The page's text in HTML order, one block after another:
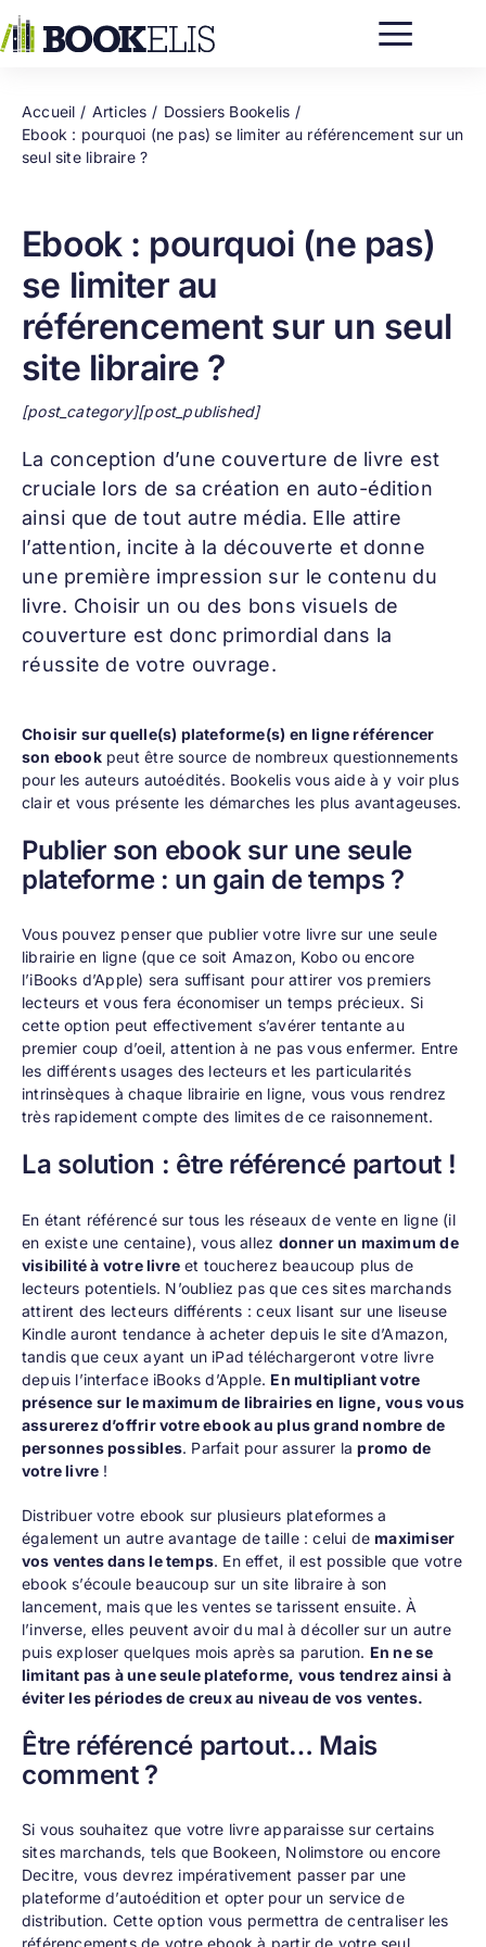
au
contenu
Accueil Articles
Dossiers Bookelis
Ebook : pourquoi (ne pas) se limiter au référencement sur un
seul site libraire ?
Ebook : pourquoi (ne pas)
se limiter au
référencement sur un seul
site libraire ?
[post_category][post_published]
La conception d’une couverture de livre est
cruciale lors de sa création en auto-édition
ainsi que de tout autre média. Elle attire
l’attention, incite à la découverte et donne
une première impression sur le contenu du
livre. Choisir un ou des bons visuels de
couverture est donc primordial dans la
réussite de votre ouvrage.
Choisir sur quelle(s) plateforme(s) en ligne référencer
son ebookpeut être source de nombreux questionnements
pour les auteurs autoédités. Bookelis vous aide à y voir plus
clair et vous présente les démarches les plus avantageuses.
Publier son ebook sur une seule
plateforme : un gain de temps ?
Vous pouvez penser que publier votre livre sur une seule
librairie en ligne (que ce soit Amazon, Kobo ou encore
l’iBooks d’Apple) sera suffisant pour attirer vos premiers
lecteurs et vous fera économiser un temps précieux. Si
cette option peut effectivement s’avérer tentante au
premier coup d’oeil, attention à ne pas vous enfermer. Entre
les différents usages des lecteurs et les particularités
intrinsèques à chaque librairie en ligne, vous vous rendrez
très rapidement compte des limites de ce raisonnement.
La solution : être référencé partout !
En étant référencé sur tous les réseaux de vente en ligne(il
en existe une centaine), vous allez donner un maximum de
visibilité à votre livre et toucherez beaucoup plus de
lecteurs potentiels. N’oubliez pas que ces sites marchands
attirent des lecteurs différents : ceux lisant sur une liseuse
Kindle auront tendance à acheter depuis le site d’Amazon,
tandis que ceux ayant un iPad téléchargeront votre livre
depuis l’interface iBooks d’Apple. En multipliant votre
présence sur le maximum de librairies en ligne, vous vous
assurerez d’offrir votre ebook au plus grand nombre de
personnes possibles. Parfait pour assurer lapromo de
votre livre !
Distribuer votre ebook sur plusieurs plateformes a
également un autre avantage de taille : celui demaximiser
vos ventes dans le temps. En effet, il est possible que votre
ebook s’écoule beaucoup sur un site libraire à son
lancement, mais que les ventes se tarissent ensuite. À
l’inverse, elles peuvent avoir du mal à décoller sur un autre
puis exploser quelques mois après sa parution. En ne se
limitant pas à une seule plateforme, vous tendrez ainsi à
éviter les périodes de creux au niveau de vos ventes.
Être référencé partout… Mais
comment ?
Si vous souhaitez que votre livre apparaisse sur certains
sites marchands, tels que Bookeen, Nolimstore ou encore
Decitre, vous devrez impérativement passer par une
plateforme d’autoédition et opter pour un service de
distribution. Cette option vous permettra de centraliser les